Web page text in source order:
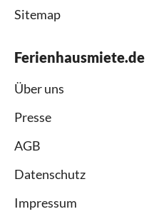
Sitemap
Ferienhausmiete.de
Über uns
Presse
AGB
Datenschutz
Impressum